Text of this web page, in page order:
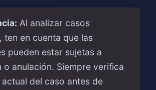
Al analizar casos
ten en cuenta que las
pueden estar sujetas a
o anulación. Siempre verifica
del caso antes de